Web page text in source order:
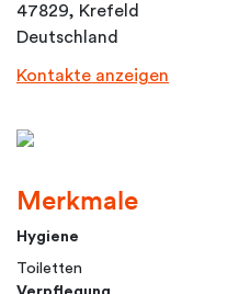
47829, Krefeld
Deutschland
Kontakte anzeigen
Merkmale
Hygiene
Toiletten